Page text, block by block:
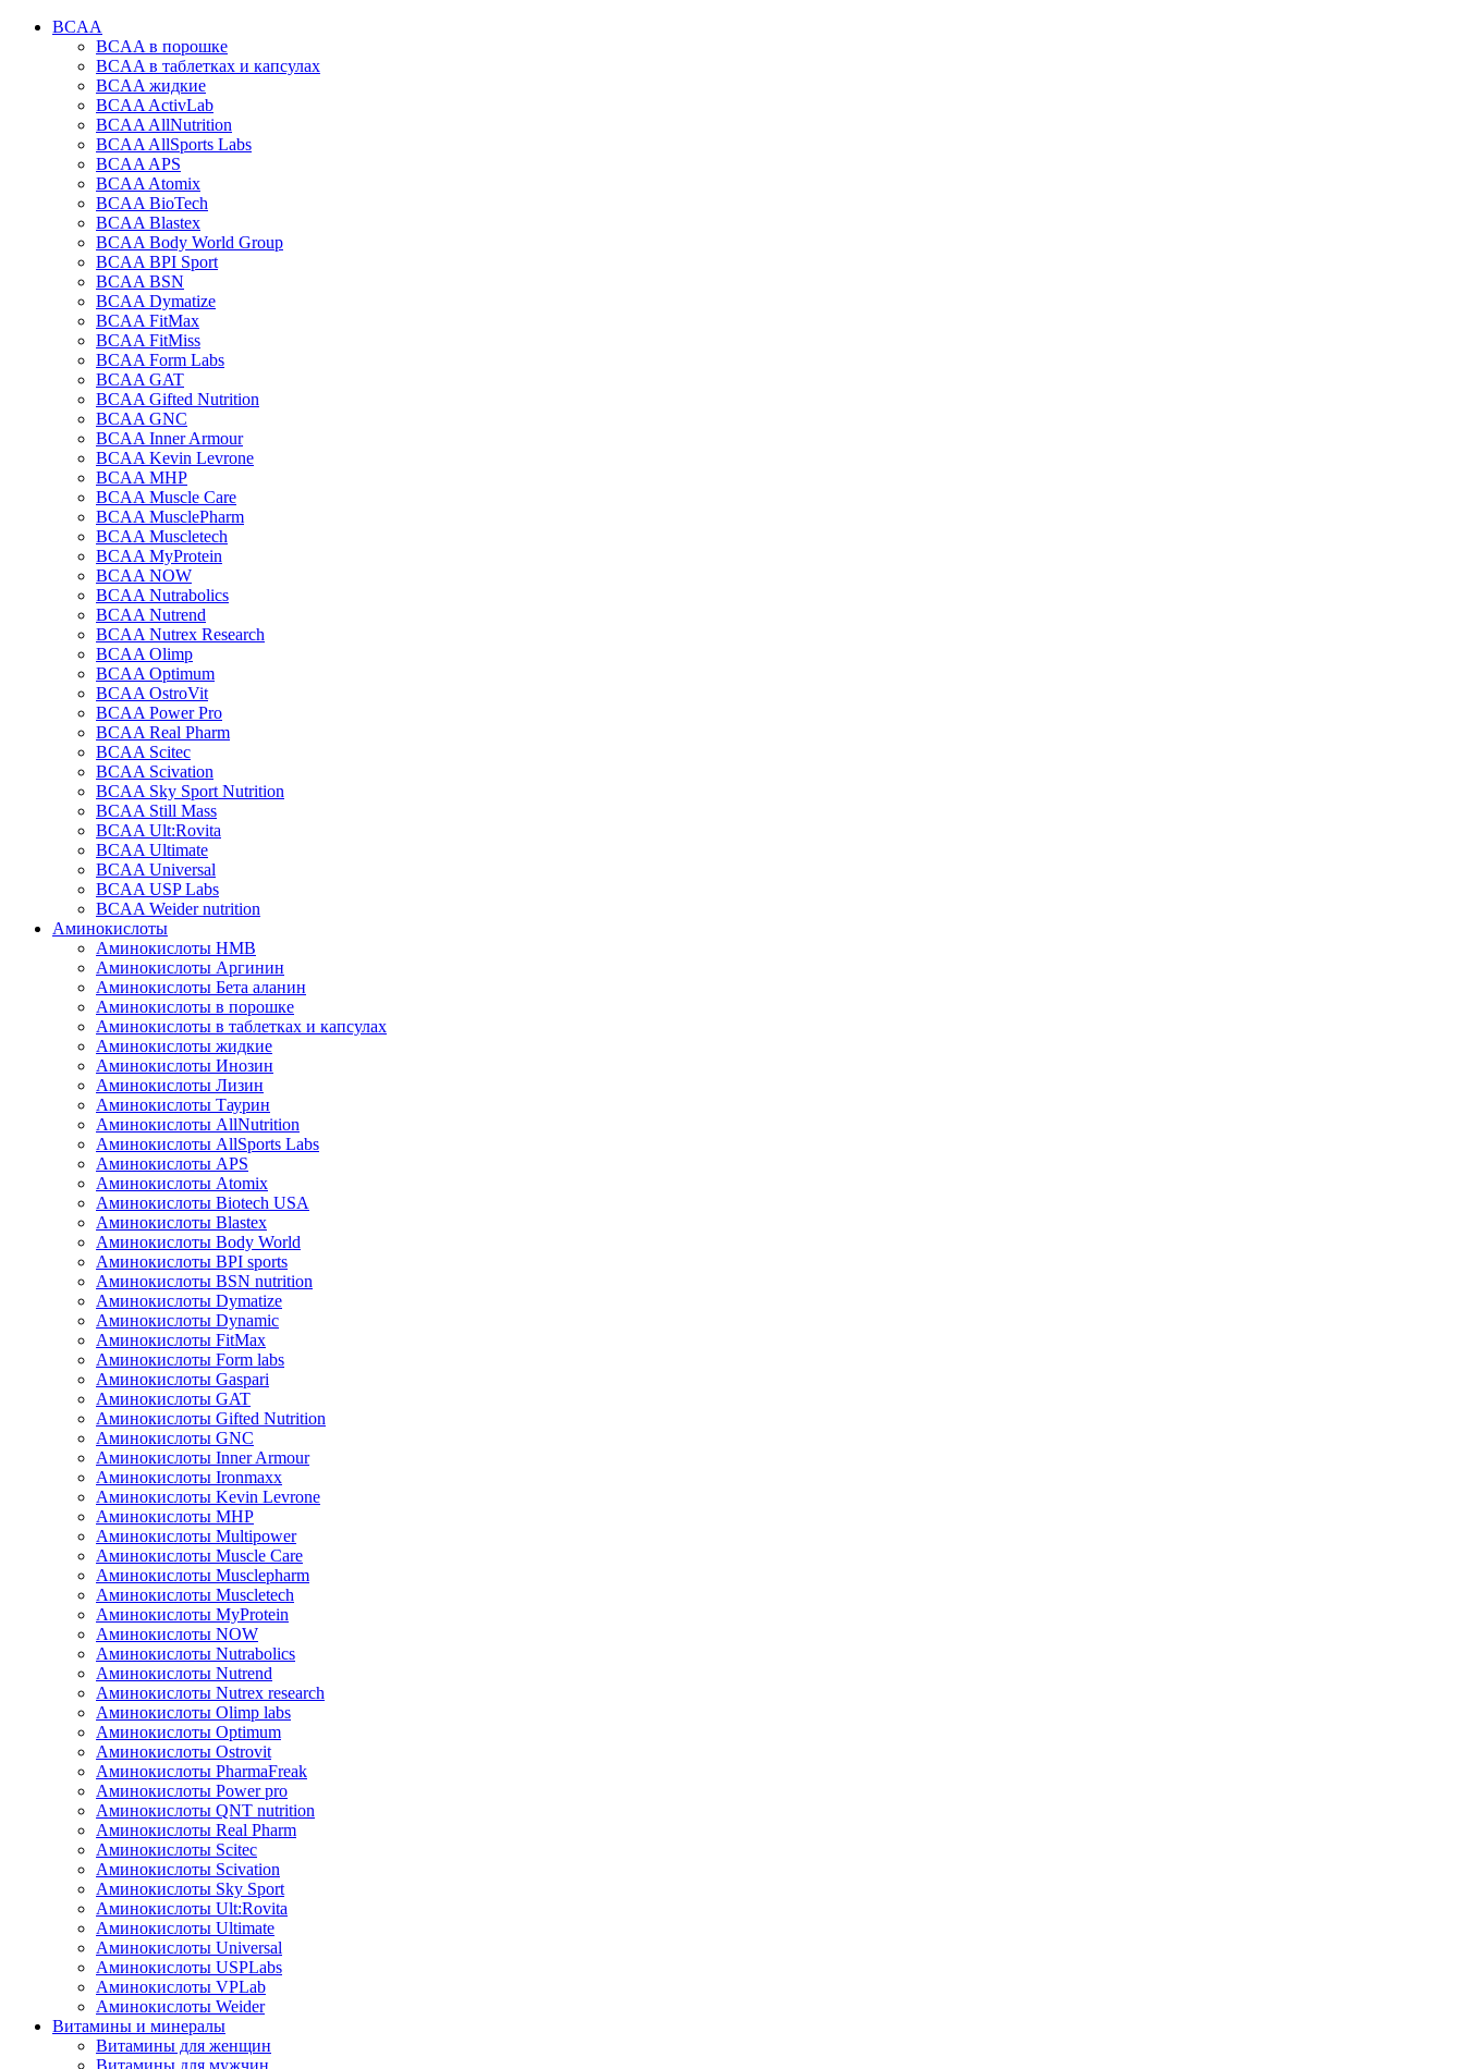
BCAA
BCAA в порошке
BCAA в таблетках и капсулах
BCAA жидкие
BCAA ActivLab
BCAA AllNutrition
BCAA AllSports Labs
BCAA APS
BCAA Atomix
BCAA BioTech
BCAA Blastex
BCAA Body World Group
BCAA BPI Sport
BCAA BSN
BCAA Dymatize
BCAA FitMax
BCAA FitMiss
BCAA Form Labs
BCAA GAT
BCAA Gifted Nutrition
BCAA GNC
BCAA Inner Armour
BCAA Kevin Levrone
BCAA MHP
BCAA Muscle Care
BCAA MusclePharm
BCAA Muscletech
BCAA MyProtein
BCAA NOW
BCAA Nutrabolics
BCAA Nutrend
BCAA Nutrex Research
BCAA Olimp
BCAA Optimum
BCAA OstroVit
BCAA Power Pro
BCAA Real Pharm
BCAA Scitec
BCAA Scivation
BCAA Sky Sport Nutrition
BCAA Still Mass
BCAA Ult:Rovita
BCAA Ultimate
BCAA Universal
BCAA USP Labs
BCAA Weider nutrition
Аминокислоты
Аминокислоты HMB
Аминокислоты Аргинин
Аминокислоты Бета аланин
Аминокислоты в порошке
Аминокислоты в таблетках и капсулах
Аминокислоты жидкие
Аминокислоты Инозин
Аминокислоты Лизин
Аминокислоты Таурин
Аминокислоты AllNutrition
Аминокислоты AllSports Labs
Аминокислоты APS
Аминокислоты Atomix
Аминокислоты Biotech USA
Аминокислоты Blastex
Аминокислоты Body World
Аминокислоты BPI sports
Аминокислоты BSN nutrition
Аминокислоты Dymatize
Аминокислоты Dynamic
Аминокислоты FitMax
Аминокислоты Form labs
Аминокислоты Gaspari
Аминокислоты GAT
Аминокислоты Gifted Nutrition
Аминокислоты GNC
Аминокислоты Inner Armour
Аминокислоты Ironmaxx
Аминокислоты Kevin Levrone
Аминокислоты MHP
Аминокислоты Multipower
Аминокислоты Muscle Care
Аминокислоты Musclepharm
Аминокислоты Muscletech
Аминокислоты MyProtein
Аминокислоты NOW
Аминокислоты Nutrabolics
Аминокислоты Nutrend
Аминокислоты Nutrex research
Аминокислоты Olimp labs
Аминокислоты Optimum
Аминокислоты Ostrovit
Аминокислоты PharmaFreak
Аминокислоты Power pro
Аминокислоты QNT nutrition
Аминокислоты Real Pharm
Аминокислоты Scitec
Аминокислоты Scivation
Аминокислоты Sky Sport
Аминокислоты Ult:Rovita
Аминокислоты Ultimate
Аминокислоты Universal
Аминокислоты USPLabs
Аминокислоты VPLab
Аминокислоты Weider
Витамины и минералы
Витамины для женщин
Витамины для мужчин